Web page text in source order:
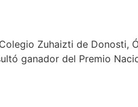
Zuhaizti de Donosti,
ganador del Premio